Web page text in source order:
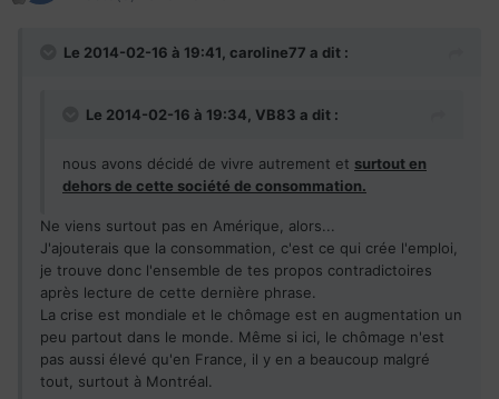
Le 2014-02-16 à 19:41, caroline77 a dit :
Le 2014-02-16 à 19:34, VB83 a dit :
nous avons décidé de vivre autrement et surtout en
dehors de cette société de consommation.
Ne viens surtout pas en Amérique, alors...
J'ajouterais que la consommation, c'est ce qui crée l'emploi,
je trouve donc l'ensemble de tes propos contradictoires
après lecture de cette dernière phrase.
La crise est mondiale et le chômage est en augmentation un
peu partout dans le monde. Même si ici, le chômage n'est
pas aussi élevé qu'en France, il y en a beaucoup malgré
tout, surtout à Montréal.